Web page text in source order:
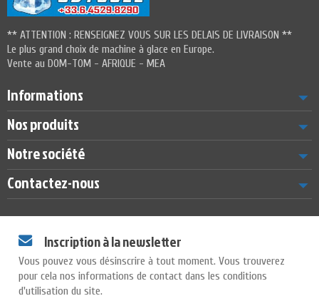
** ATTENTION : RENSEIGNEZ VOUS SUR LES DELAIS DE LIVRAISON **
Le plus grand choix de machine à glace en Europe.
Vente au DOM-TOM - AFRIQUE - MEA
Informations
Nos produits
Notre société
Contactez-nous
Inscription à la newsletter
Vous pouvez vous désinscrire à tout moment. Vous trouverez
pour cela nos informations de contact dans les conditions
d'utilisation du site.